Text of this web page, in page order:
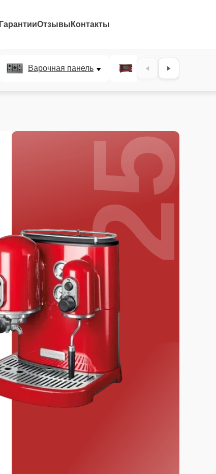
ГарантииОтзывы Контакты
Варочная панель Микроволновая
25%